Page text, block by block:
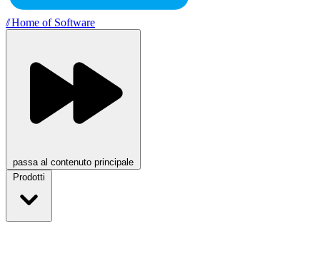
//Home of Software
passa al contenuto principale
Prodotti